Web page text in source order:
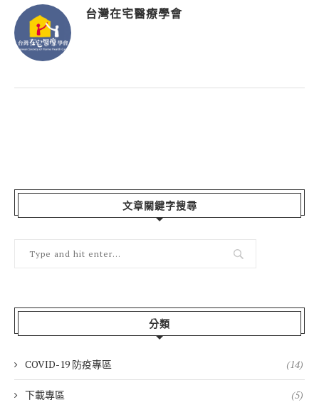
台灣在宅醫療學會
文章關鍵字搜尋
分類
COVID-19 防疫專區 (14)
下載專區 (5)